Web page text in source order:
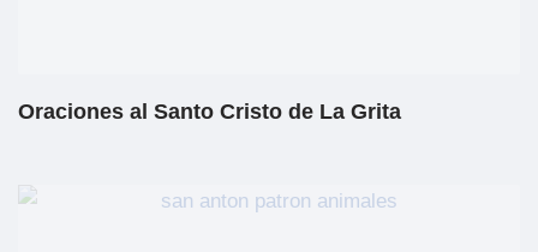
Oraciones al Santo Cristo de La Grita